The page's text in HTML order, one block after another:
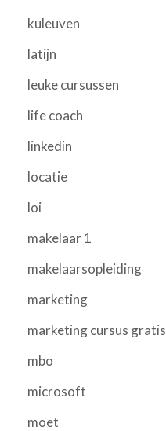
kuleuven
latijn
leuke cursussen
life coach
linkedin
locatie
loi
makelaar 1
makelaarsopleiding
marketing
marketing cursus gratis
mbo
microsoft
moet